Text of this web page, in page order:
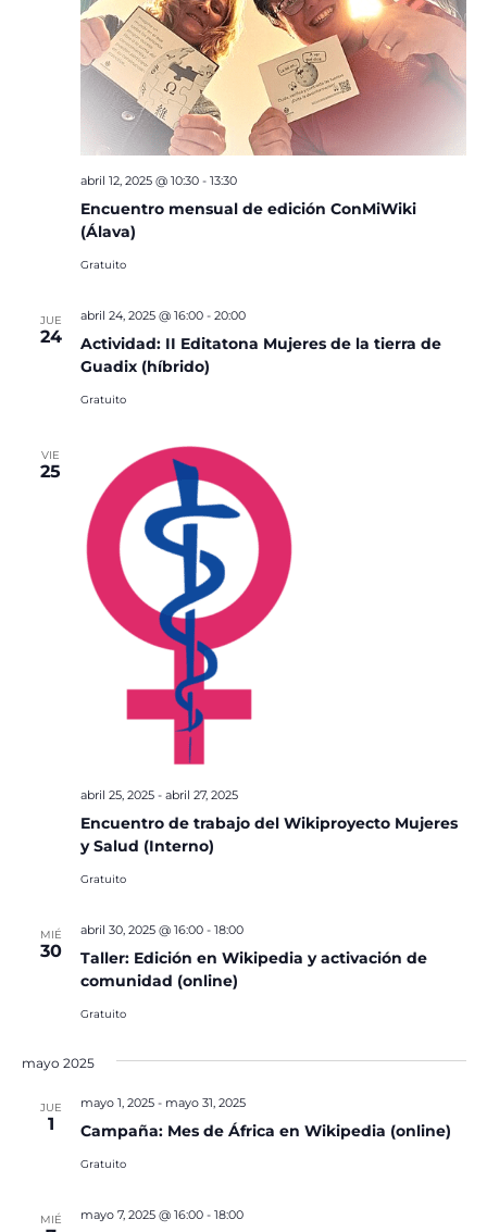
Encuentro mensual de edición ConMiWiki
(Álava)
abril 12, 2025 @ 10:30- 13:30
Gratuito
JUE
24
Actividad: II Editatona Mujeres de la tierra de
Guadix (híbrido)
abril 24, 2025 @ 16:00- 20:00
Gratuito
VIE
25
Encuentro de trabajo del Wikiproyecto Mujeres
y Salud (Interno)
abril 25, 2025- abril 27, 2025
Gratuito
MIÉ
30
Taller: Edición en Wikipedia y activación de
comunidad (online)
abril 30, 2025 @ 16:00- 18:00
Gratuito
mayo 2025
JUE
1 Campaña: Mes de África en Wikipedia (online)
mayo 1, 2025- mayo 31, 2025
Gratuito
MIÉ mayo 7, 2025 @ 16:00- 18:00